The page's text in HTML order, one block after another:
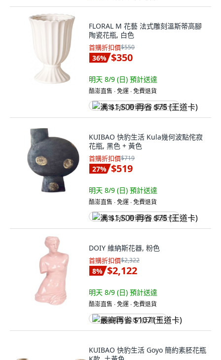
FLORAL M 花藝 法式雕刻溫斯蒂高腳
陶瓷花瓶, 白色
首購折扣價$550
36% $350
明天 8/9 (日) 預計送達
酷澎直售 ∙ 免運 ∙ 免費退貨
满 $1,500 再省 $75 (王道卡)
KUIBAO 快豹生活 Kula幾何波點侘寂
花瓶, 黑色 + 黃色
首購折扣價$719
27% $519
明天 8/9 (日) 預計送達
酷澎直售 ∙ 免運 ∙ 免費退貨
满 $1,500 再省 $75 (王道卡)
DOIY 維納斯花器, 粉色
首購折扣價$2,322
8% $2,122
明天 8/9 (日) 預計送達
酷澎直售 ∙ 免運 ∙ 免費退貨
最高再省 $107 (王道卡)
KUIBAO 快豹生活 Goyo 簡約素胚花瓶